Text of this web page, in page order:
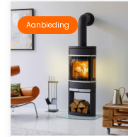
Aanbieding